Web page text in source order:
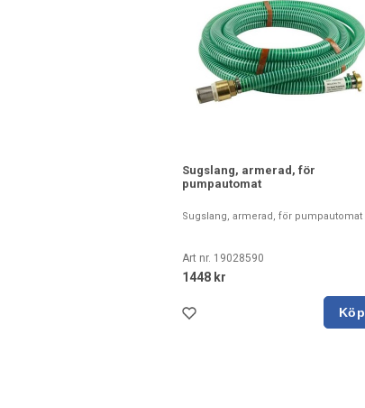
Sugslang, armerad, för
pumpautomat
Sugslang, armerad, för pumpautomat
Art nr. 19028590
1448 kr
Köp